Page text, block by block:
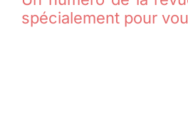
spécialement pour